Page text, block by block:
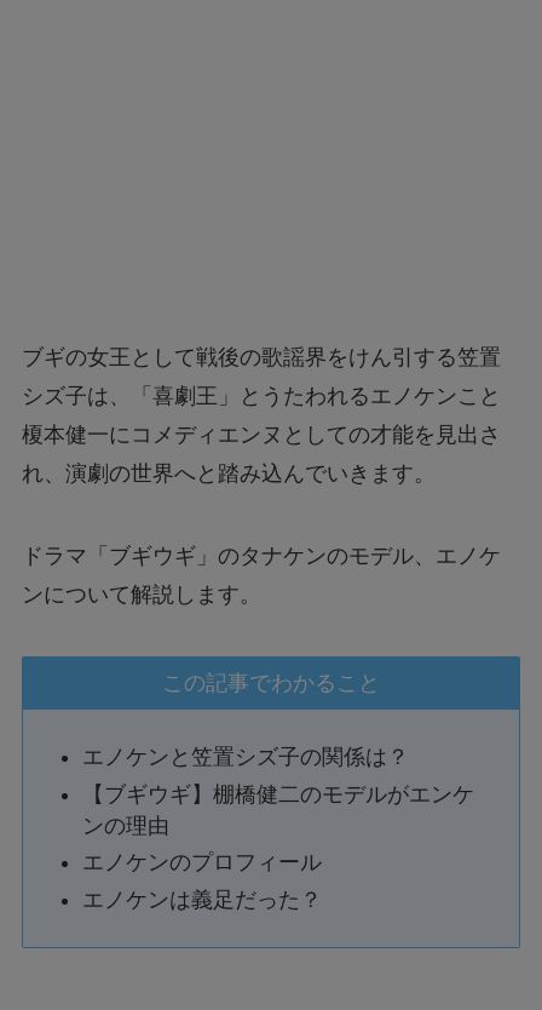
ブギの女王として戦後の歌謡界をけん引する笠置
シズ子は、「喜劇王」とうたわれるエノケンこと
榎本健一にコメディエンヌとしての才能を見出さ
れ、演劇の世界へと踏み込んでいきます。
ドラマ「ブギウギ」のタナケンのモデル、エノケ
ンについて解説します。
この記事でわかること
エノケンと笠置シズ子の関係は？
【ブギウギ】棚橋健二のモデルがエンケ
ンの理由
エノケンのプロフィール
エノケンは義足だった？